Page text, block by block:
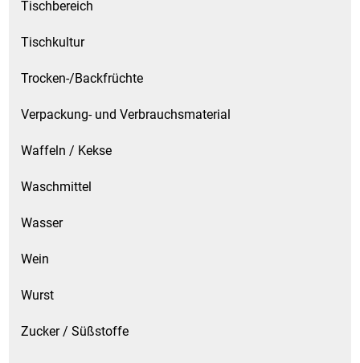
Tischbereich
Tischkultur
Trocken-/Backfrüchte
Verpackung- und Verbrauchsmaterial
Waffeln / Kekse
Waschmittel
Wasser
Wein
Wurst
Zucker / Süßstoffe